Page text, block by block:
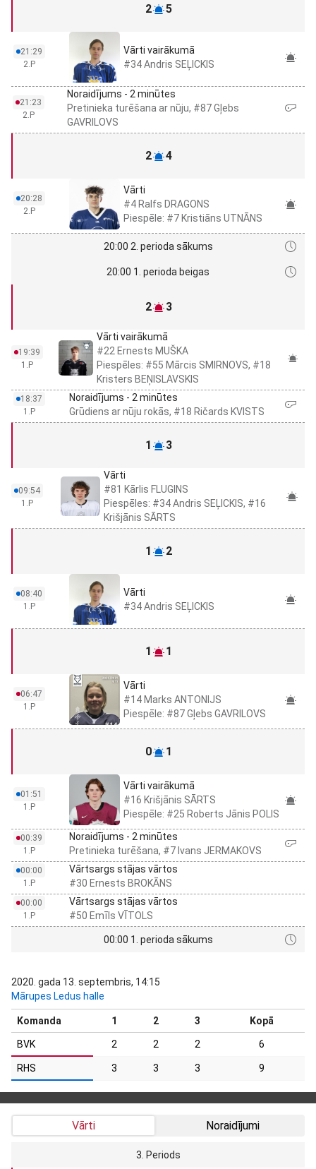
2 5
21:29
2.P
Vārti vairākumā
#34 Andris SEĻICKIS
21:23
2.P
Noraidījums - 2 minūtes
Pretinieka turēšana ar nūju, #87 Gļebs
GAVRILOVS
2 4
20:28
2.P
Vārti
#4 Ralfs DRAGONS
Piespēle: #7 Kristiāns UTNĀNS
20:00 2. perioda sākums
20:00 1. perioda beigas
2 3
19:39
1.P
Vārti vairākumā
#22 Ernests MUŠKA
Piespēles: #55 Mārcis SMIRNOVS, #18
Kristers BEŅISLAVSKIS
18:37
1.P
Noraidījums - 2 minūtes
Grūdiens ar nūju rokās, #18 Ričards KVISTS
1 3
09:54
1.P
Vārti
#81 Kārlis FLUGINS
Piespēles: #34 Andris SEĻICKIS, #16
Krišjānis SĀRTS
1 2
08:40
1.P
Vārti
#34 Andris SEĻICKIS
1 1
06:47
1.P
Vārti
#14 Marks ANTONIJS
Piespēle: #87 Gļebs GAVRILOVS
0 1
01:51
1.P
Vārti vairākumā
#16 Krišjānis SĀRTS
Piespēle: #25 Roberts Jānis POLIS
00:39
1.P
Noraidījums - 2 minūtes
Pretinieka turēšana, #7 Ivans JERMAKOVS
00:00
1.P
Vārtsargs stājas vārtos
#30 Ernests BROKĀNS
00:00
1.P
Vārtsargs stājas vārtos
#50 Emīls VĪTOLS
00:00 1. perioda sākums
2020. gada 13. septembris, 14:15
Mārupes Ledus halle
Komanda 1 2 3 Kopā
BVK 2 2 2 6
RHS 3 3 3 9
Vārti Noraidījumi
3. Periods